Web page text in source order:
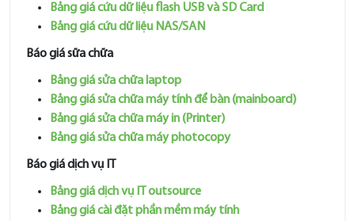
Bảng giá cứu dữ liệu flash USB và SD Card
Bảng giá cứu dữ liệu NAS/SAN
Báo giá sữa chữa
Bảng giá sửa chữa laptop
Bảng giá sửa chữa máy tính để bàn (mainboard)
Bảng giá sửa chữa máy in (Printer)
Bảng giá sửa chữa máy photocopy
Báo giá dịch vụ IT
Bảng giá dịch vụ IT outsource
Bảng giá cài đặt phần mềm máy tính